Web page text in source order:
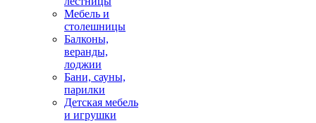
Мебель и
столешницы
Балконы,
веранды,
лоджии
Бани, сауны,
парилки
Детская мебель
и игрушки